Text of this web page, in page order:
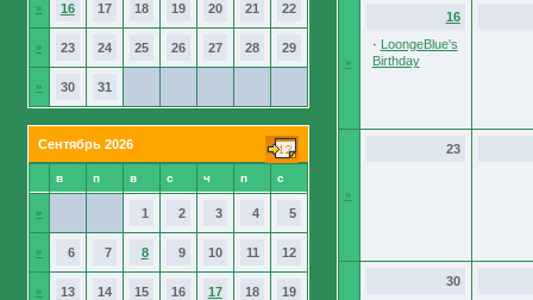
» 16 17 18 19 20 21 22
» 23 24 25 26 27 28 29
» 30 31
Сентябрь 2026
в п в с ч п с
» 1 2 3 4 5
» 6 7 8 9 10 11 12
» 13 14 15 16 17 18 19
»
16
· LoongeBlue's
Birthday
»
23
30